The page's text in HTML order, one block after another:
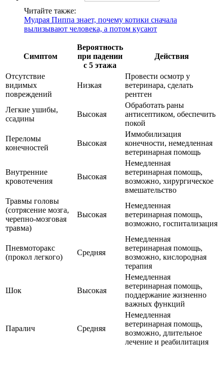
Читайте также:
Мудрая Пиппа знает, почему котики сначала
вылизывают человека, а потом кусают
Симптом
Вероятность
при падении
с 5 этажа
Действия
Отсутствие
видимых
повреждений
Низкая
Провести осмотр у
ветеринара, сделать
рентген
Легкие ушибы,
ссадины
Высокая
Обработать раны
антисептиком, обеспечить
покой
Переломы
конечностей
Высокая
Иммобилизация
конечности, немедленная
ветеринарная помощь
Внутренние
кровотечения
Высокая
Немедленная
ветеринарная помощь,
возможно, хирургическое
вмешательство
Травмы головы
(сотрясение мозга,
черепно-мозговая
травма)
Высокая
Немедленная
ветеринарная помощь,
возможно, госпитализация
Пневмоторакс
(прокол легкого)
Средняя
Немедленная
ветеринарная помощь,
возможно, кислородная
терапия
Шок Высокая
Немедленная
ветеринарная помощь,
поддержание жизненно
важных функций
Паралич Средняя
Немедленная
ветеринарная помощь,
возможно, длительное
лечение и реабилитация